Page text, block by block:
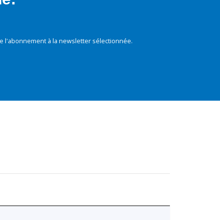
l'abonnement à la newsletter sélectionnée.